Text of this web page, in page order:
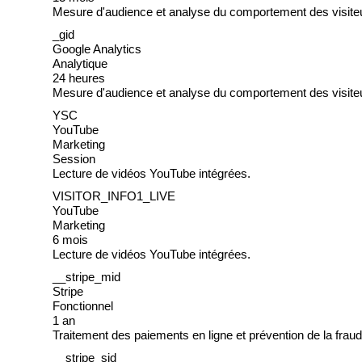
Mesure d'audience et analyse du comportement des
_gid
Google Analytics
Analytique
24 heures
Mesure d'audience et analyse du comportement des
YSC
YouTube
Marketing
Session
Lecture de vidéos YouTube intégrées.
VISITOR_INFO1_LIVE
YouTube
Marketing
6 mois
Lecture de vidéos YouTube intégrées.
__stripe_mid
Stripe
Fonctionnel
1 an
Traitement des paiements en ligne et prévention de la
__stripe_sid